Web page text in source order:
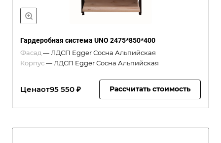
Гардеробная система UNO 2475*850*400
Фасад — ЛДСП Egger Сосна Альпийская
Корпус— ЛДСП Egger Сосна Альпийская
Ценаот95 550 ₽ Рассчитать стоимость